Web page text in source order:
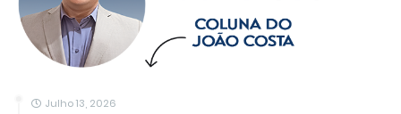
Julho 13, 2026